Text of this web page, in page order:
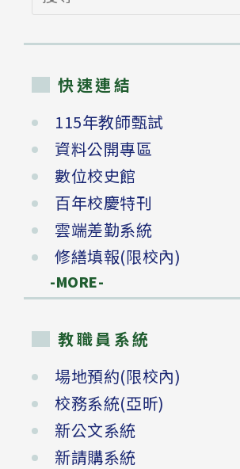
尋
快速連結
115年教師甄試
資料公開專區
數位校史館
百年校慶特刊
雲端差勤系統
修繕填報(限校內)
-MORE-
教職員系統
場地預約(限校內)
校務系統(亞昕)
新公文系統
新請購系統